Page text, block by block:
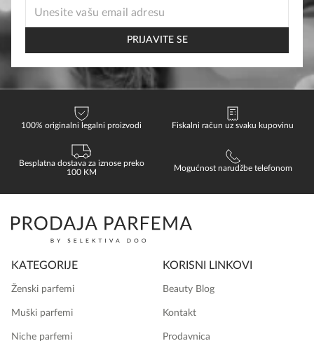
EMAIL
PRIJAVITE SE
100% originalni legalni proizvodi Fiskalni račun uz svaku kupovinu
Besplatna dostava za iznose preko
100 KM
Mogućnost narudžbe telefonom
KATEGORIJE
Ženski parfemi
Muški parfemi
Niche parfemi
KORISNI LINKOVI
Beauty Blog
Kontakt
Prodavnica